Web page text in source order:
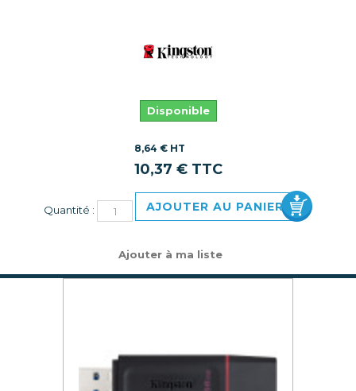
Disponible
8,64 € HT
10,37 € TTC
Quantité : AJOUTER AU PANIER
Ajouter à ma liste